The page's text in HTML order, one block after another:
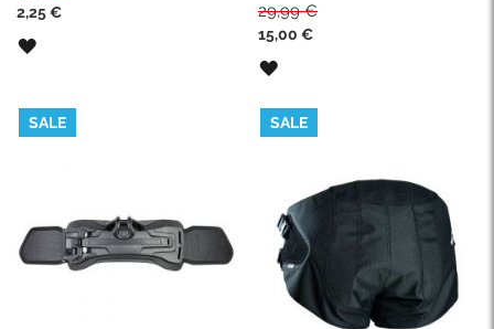
Sonderpreis
2,25 €
ZUR
29,99 €
Sonderpreis
15,00 €
ZUR
HINZUFÜGEN
SALE SALE